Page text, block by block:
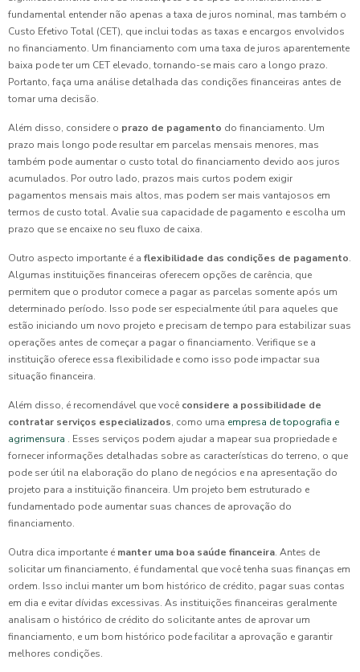
fundamental entender não apenas a taxa de juros nominal, mas também o
Custo Efetivo Total (CET), que inclui todas as taxas e encargos envolvidos
no financiamento. Um financiamento com uma taxa de juros aparentemente
baixa pode ter um CET elevado, tornando-se mais caro a longo prazo.
Portanto, faça uma análise detalhada das condições financeiras antes de
tomar uma decisão.
Além disso, considere o prazo de pagamento do financiamento. Um
prazo mais longo pode resultar em parcelas mensais menores, mas
também pode aumentar o custo total do financiamento devido aos juros
acumulados. Por outro lado, prazos mais curtos podem exigir
pagamentos mensais mais altos, mas podem ser mais vantajosos em
termos de custo total. Avalie sua capacidade de pagamento e escolha um
prazo que se encaixe no seu fluxo de caixa.
Outro aspecto importante é a flexibilidade das condições de pagamento.
Algumas instituições financeiras oferecem opções de carência, que
permitem que o produtor comece a pagar as parcelas somente após um
determinado período. Isso pode ser especialmente útil para aqueles que
estão iniciando um novo projeto e precisam de tempo para estabilizar suas
operações antes de começar a pagar o financiamento. Verifique se a
instituição oferece essa flexibilidade e como isso pode impactar sua
situação financeira.
Além disso, é recomendável que você considere a possibilidade de
contratar serviços especializados, como uma empresa de topografia e
agrimensura . Esses serviços podem ajudar a mapear sua propriedade e
fornecer informações detalhadas sobre as características do terreno, o que
pode ser útil na elaboração do plano de negócios e na apresentação do
projeto para a instituição financeira. Um projeto bem estruturado e
fundamentado pode aumentar suas chances de aprovação do
financiamento.
Outra dica importante é manter uma boa saúde financeira. Antes de
solicitar um financiamento, é fundamental que você tenha suas finanças em
ordem. Isso inclui manter um bom histórico de crédito, pagar suas contas
em dia e evitar dívidas excessivas. As instituições financeiras geralmente
analisam o histórico de crédito do solicitante antes de aprovar um
financiamento, e um bom histórico pode facilitar a aprovação e garantir
melhores condições.